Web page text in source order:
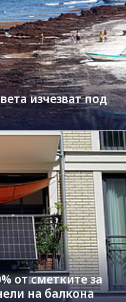
изчезват под
от сметките за
на балкона